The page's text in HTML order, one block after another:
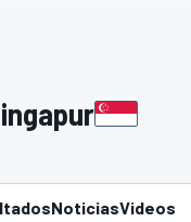
NoticiasVideos